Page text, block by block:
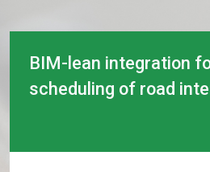
BIM-lean integration
scheduling of road